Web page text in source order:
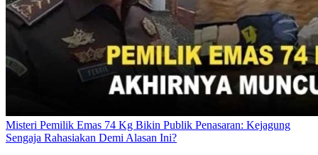
Misteri Pemilik Emas 74 Kg Bikin Publik Penasaran: Kejagung
Sengaja Rahasiakan Demi Alasan Ini?